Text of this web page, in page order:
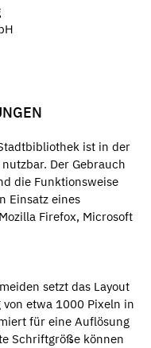
ist in der
Der Gebrauch
die Funktionsweise
Einsatz eines
Firefox, Microsoft
setzt das Layout
etwa 1000 Pixeln in
für eine Auflösung
Schriftgröße können